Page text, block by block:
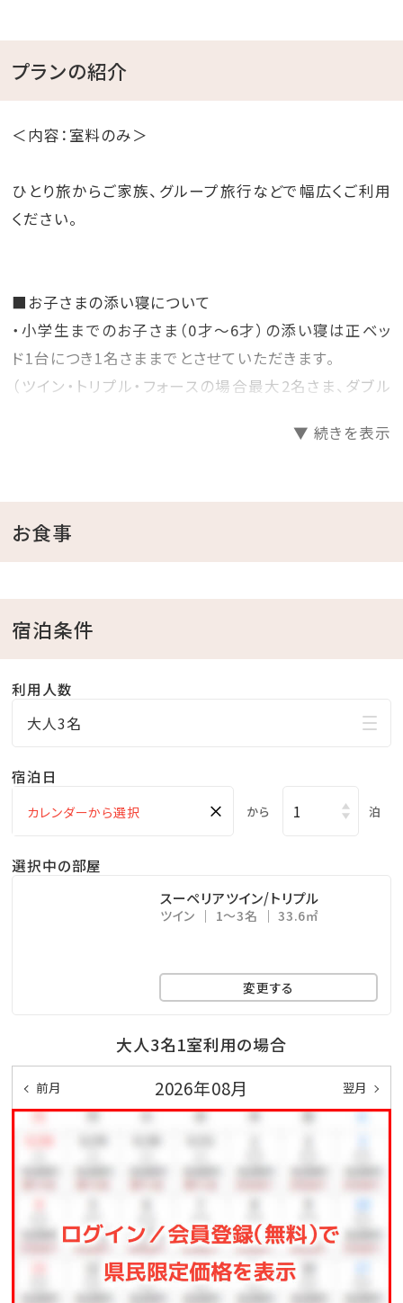
プランの紹介
＜内容：室料のみ＞
ひとり旅からご家族、グループ旅行などで幅広くご利用
ください。
■お子さまの添い寝について
・小学生までのお子さま（0才～6才）の添い寝は正ベッ
ド1台につき1名さままでとさせていただきます。
（ツイン・トリプル・フォースの場合最大2名さま、ダブル
※添い寝のお子さまのお食事等につきましては別料金
刻々と表情を変える空と海の色、夕暮れ時の“沖縄マジ
ックアワー”が旅の記憶を彩ります。
・バス・トイレ・洗面セパレートタイプで複数名でも快適
にご利用いただけます。
用バック、セーフティBOX、除菌スプレー完備。
・全室Wi-Fi接続完備
▼ 続きを表示
お食事
宿泊条件
利用人数
大人3名
宿泊日
× から 泊
選択中の部屋
スーペリアツイン/トリプル
ツイン 1～3名 33.6㎡
変更する
大人3名1室利用の場合
前月 2026年08月 翌月